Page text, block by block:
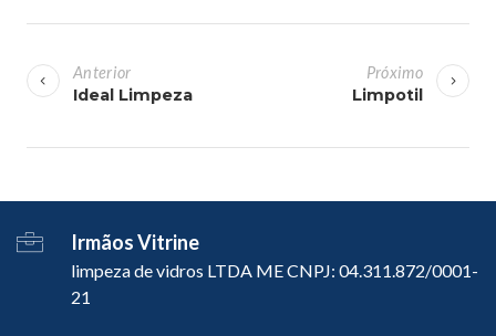
a
v
ã
Anterior
Ideal Limpeza
Próximo
Limpotil
Irmãos Vitrine
limpeza de vidros LTDA ME CNPJ: 04.311.872/0001-
21